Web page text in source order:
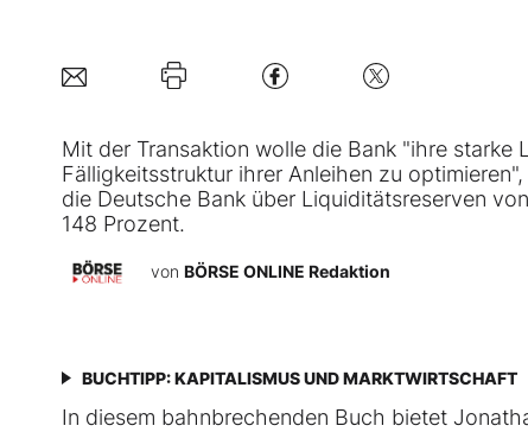
Mit der Transaktion wolle die Bank "ihre
Fälligkeitsstruktur ihrer Anleihen zu
die Deutsche Bank über Liquiditätsreserven
148 Prozent.
von BÖRSE ONLINE Redaktion
BUCHTIPP: KAPITALISMUS UND MARKTWIRTSCHAFT
In diesem bahnbrechenden Buch bietet